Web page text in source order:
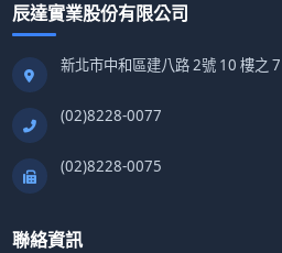
辰達實業股份有限公司
新北市中和區建八路 2號 10 樓之 7
(02)8228-0077
(02)8228-0075
聯絡資訊